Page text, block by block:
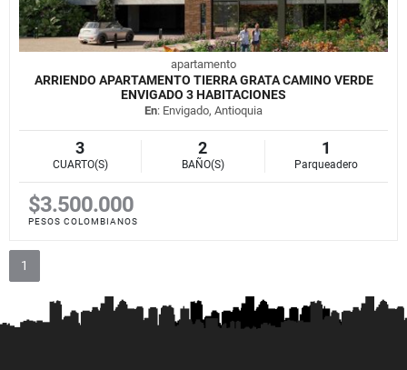
apartamento
ARRIENDO APARTAMENTO TIERRA GRATA CAMINO VERDE
ENVIGADO 3 HABITACIONES
En: Envigado, Antioquia
3
CUARTO(S)
2
BAÑO(S)
1
Parqueadero
$3.500.000
PESOS COLOMBIANOS
1